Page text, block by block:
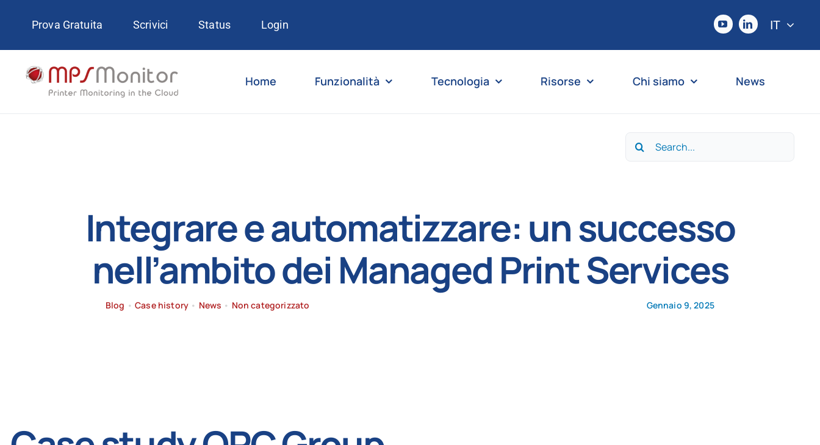
content
Prova Gratuita Scrivici Status Login IT
Home Funzionalità Tecnologia Risorse Chi siamo News
Search
Integrare e automatizzare: un successo
nell’ambito dei Managed Print Services
Blog •Case history • News • Non categorizzato Gennaio 9, 2025